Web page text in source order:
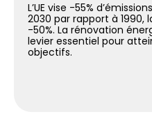
L’UE vise -55%
2030 par rapport à 1990,
-50%. La rénovation
levier essentiel pour
objectifs.